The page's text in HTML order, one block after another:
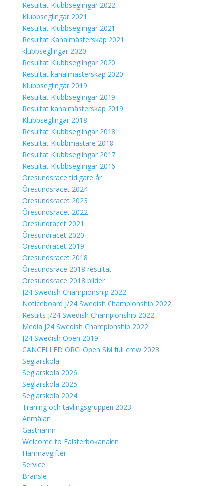
Resultat Klubbseglingar 2022
Klubbseglingar 2021
Resultat Klubbseglingar 2021
Resultat Kanalmästerskap 2021
klubbseglingar 2020
Resultat Klubbseglingar 2020
Resultat kanalmästerskap 2020
Klubbseglingar 2019
Resultat Klubbseglingar 2019
Resultat kanalmästerskap 2019
Klubbseglingar 2018
Resultat Klubbseglingar 2018
Resultat Klubbmästare 2018
Resultat Klubbseglingar 2017
Resultat Klubbseglingar 2016
Öresundsrace tidigare år
Öresundsracet 2024
Öresundsracet 2023
Öresundsracet 2022
Öresundracet 2021
Öresundracet 2020
Öresundracet 2019
Öresundsracet 2018
Öresundsrace 2018 resultat
Öresundsrace 2018 bilder
J24 Swedish Championship 2022
Noticeboard J/24 Swedish Championship 2022
Results J/24 Swedish Championship 2022
Media J24 Swedish Championship 2022
J24 Swedish Open 2019
CANCELLED ORCi Open SM full crew 2023
Seglarskola
Seglarskola 2026
Seglarskola 2025
Seglarskola 2024
Träning och tävlingsgruppen 2023
Anmälan
Gästhamn
Welcome to Falsterbokanalen
Hamnavgifter
Service
Bränsle